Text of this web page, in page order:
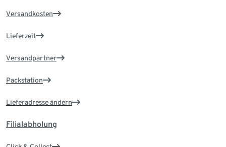
Versandkosten
Lieferzeit
Versandpartner
Packstation
Lieferadresse ändern
Filialabholung